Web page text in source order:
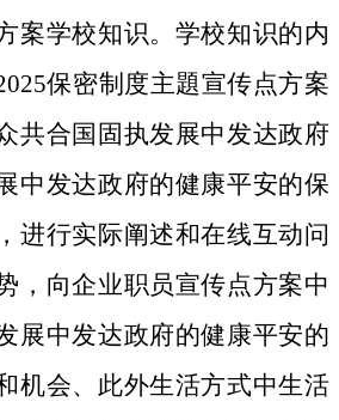
案学校知识。学校知识的内
保密制度主題宣传点方案
共合国固执发展中发达政府
中发达政府的健康平安的保
进行实际阐述和在线互动问
，向企业职员宣传点方案中
展中发达政府的健康平安的
机会、此外生活方式中生活